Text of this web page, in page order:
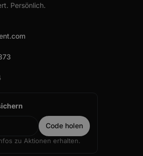
Persönlich.
zu Aktionen erhalten.